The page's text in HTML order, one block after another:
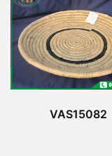
VAS15082